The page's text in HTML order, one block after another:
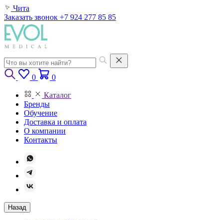
Чита
Заказать звонок +7 924 277 85 85
0 0
Каталог
Бренды
Обучение
Доставка и оплата
О компании
Контакты
Назад